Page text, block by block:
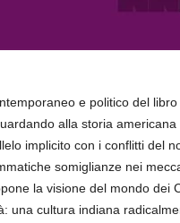
e politico del
alla storia
implicito con i conflitti del
somiglianze nei
la visione del mondo dei
una cultura indiana